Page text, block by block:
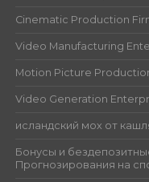
Cinematic Production
Video Manufacturing
Motion Picture
Video Generation
исландский мох от
Бонусы и
Прогнозирования на